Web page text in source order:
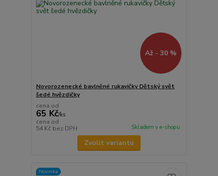
Až - 30 %
Novorozenecké bavlněné rukavičky Dětský svět
šedé hvězdičky
cena od
65 Kč/ks
cena od
54 Kč bez DPH Skladem v e-shopu
Zvolit variantu
Novinka